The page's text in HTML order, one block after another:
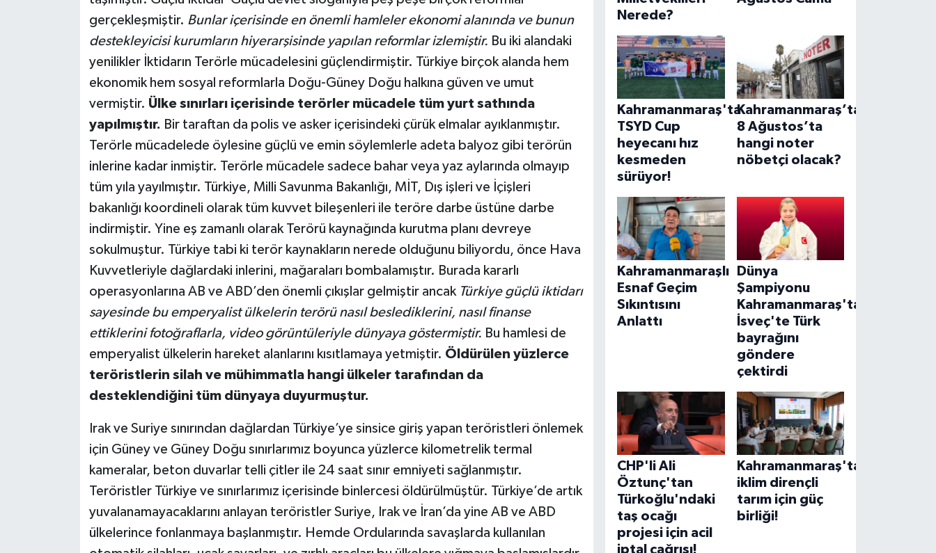
gerçekleşmiştir. Bunlar içerisinde en önemli hamleler ekonomi alanında ve bunun
destekleyicisi kurumların hiyerarşisinde yapılan reformlar izlemiştir. Bu iki alandaki
yenilikler İktidarın Terörle mücadelesini güçlendirmiştir. Türkiye birçok alanda hem
ekonomik hem sosyal reformlarla Doğu-Güney Doğu halkına güven ve umut
vermiştir. Ülke sınırları içerisinde terörler mücadele tüm yurt sathında
yapılmıştır. Bir taraftan da polis ve asker içerisindeki çürük elmalar ayıklanmıştır.
Terörle mücadelede öylesine güçlü ve emin söylemlerle adeta balyoz gibi terörün
inlerine kadar inmiştir. Terörle mücadele sadece bahar veya yaz aylarında olmayıp
tüm yıla yayılmıştır. Türkiye, Milli Savunma Bakanlığı, MİT, Dış işleri ve İçişleri
bakanlığı koordineli olarak tüm kuvvet bileşenleri ile teröre darbe üstüne darbe
indirmiştir. Yine eş zamanlı olarak Terörü kaynağında kurutma planı devreye
sokulmuştur. Türkiye tabi ki terör kaynakların nerede olduğunu biliyordu, önce Hava
Kuvvetleriyle dağlardaki inlerini, mağaraları bombalamıştır. Burada kararlı
operasyonlarına AB ve ABD’den önemli çıkışlar gelmiştir ancak Türkiye güçlü iktidarı
sayesinde bu emperyalist ülkelerin terörü nasıl beslediklerini, nasıl finanse
ettiklerini fotoğraflarla, video görüntüleriyle dünyaya göstermiştir. Bu hamlesi de
emperyalist ülkelerin hareket alanlarını kısıtlamaya yetmiştir. Öldürülen yüzlerce
teröristlerin silah ve mühimmatla hangi ülkeler tarafından da
desteklendiğini tüm dünyaya duyurmuştur.
Irak ve Suriye sınırından dağlardan Türkiye’ye sinsice giriş yapan teröristleri önlemek
için Güney ve Güney Doğu sınırlarımız boyunca yüzlerce kilometrelik termal
kameralar, beton duvarlar telli çitler ile 24 saat sınır emniyeti sağlanmıştır.
Teröristler Türkiye ve sınırlarımız içerisinde binlercesi öldürülmüştür. Türkiye’de artık
yuvalanamayacaklarını anlayan teröristler Suriye, Irak ve İran’da yine AB ve ABD
ülkelerince fonlanmaya başlanmıştır. Hemde Ordularında savaşlarda kullanılan
Nerede?
Kahramanmaraş'ta
TSYD Cup
heyecanı hız
kesmeden
sürüyor!
Kahramanmaraş’ta
8 Ağustos’ta
hangi noter
nöbetçi olacak?
Kahramanmaraşlı
Esnaf Geçim
Sıkıntısını
Anlattı
Dünya
Şampiyonu
Kahramanmaraş'tan!
İsveç'te Türk
bayrağını
göndere
çektirdi
CHP'li Ali
Öztunç'tan
Türkoğlu'ndaki
taş ocağı
projesi için acil
iptal çağrısı!
Kahramanmaraş'ta
iklim dirençli
tarım için güç
birliği!